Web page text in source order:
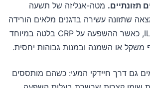
תזונתיים. מטה-אנליזה של תשעה
שתזונה עשירה בדגנים מלאים הורידה
את רמות CRP ו-IL-6, כאשר ההשפעה על CRP בלטה במיוחד
משקל או השמנה ובמנות גבוהות יחסית.
גם דרך חיידקי המעי: כשהם מותססים